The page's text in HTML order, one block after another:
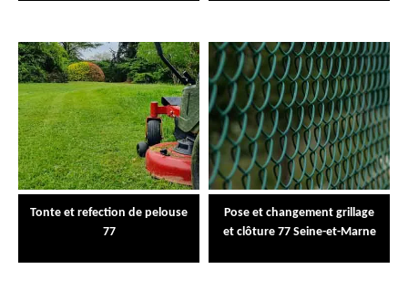
Tonte et refection de pelouse
77
Pose et changement grillage
et clôture 77 Seine-et-Marne